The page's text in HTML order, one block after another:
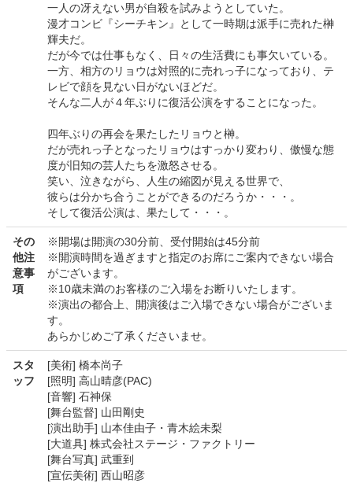
一人の冴えない男が自殺を試みようとしていた。
漫才コンビ『シーチキン』として一時期は派手に売れた榊
輝夫だ。
だが今では仕事もなく、日々の生活費にも事欠いている。
一方、相方のリョウは対照的に売れっ子になっており、テ
レビで顔を見ない日がないほどだ。
そんな二人が４年ぶりに復活公演をすることになった。
四年ぶりの再会を果たしたリョウと榊。
だが売れっ子となったリョウはすっかり変わり、傲慢な態
度が旧知の芸人たちを激怒させる。
笑い、泣きながら、人生の縮図が見える世界で、
彼らは分かち合うことができるのだろうか・・・。
そして復活公演は、果たして・・・。
その
他注
意事
項
※開場は開演の30分前、受付開始は45分前
※開演時間を過ぎますと指定のお席にご案内できない場合
がございます。
※10歳未満のお客様のご入場をお断りいたします。
※演出の都合上、開演後はご入場できない場合がございま
す。
あらかじめご了承くださいませ。
スタ
ッフ
[美術] 橋本尚子
[照明] 高山晴彦(PAC)
[音響] 石神保
[舞台監督] 山田剛史
[演出助手] 山本佳由子・青木絵未梨
[大道具] 株式会社ステージ・ファクトリー
[舞台写真] 武重到
[宣伝美術] 西山昭彦